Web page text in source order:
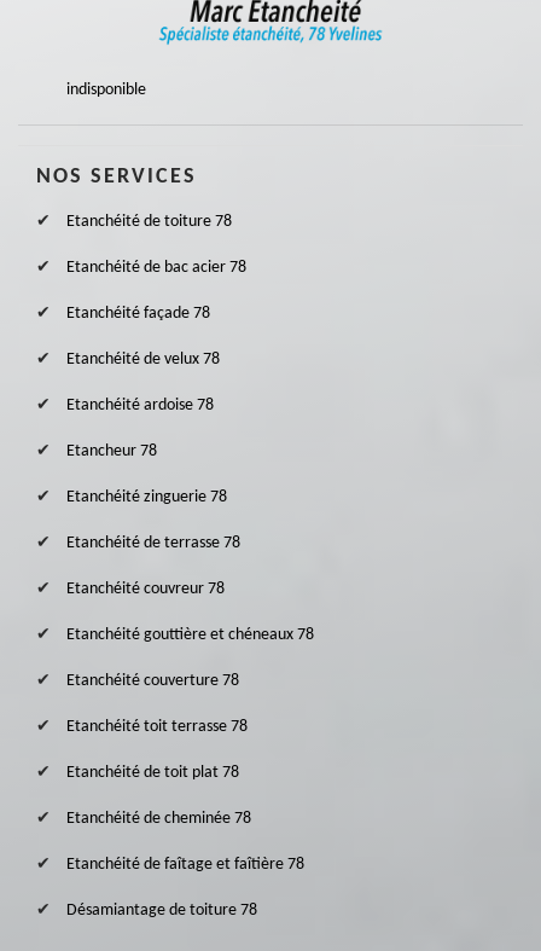
indisponible
NOS SERVICES
Etanchéité de toiture 78
Etanchéité de bac acier 78
Etanchéité façade 78
Etanchéité de velux 78
Etanchéité ardoise 78
Etancheur 78
Etanchéité zinguerie 78
Etanchéité de terrasse 78
Etanchéité couvreur 78
Etanchéité gouttière et chéneaux 78
Etanchéité couverture 78
Etanchéité toit terrasse 78
Etanchéité de toit plat 78
Etanchéité de cheminée 78
Etanchéité de faîtage et faîtière 78
Désamiantage de toiture 78